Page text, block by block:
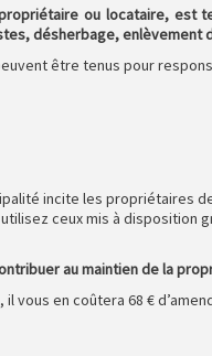
ou locataire,
désherbage,
être tenus pour
incite les propriétaires
ceux mis à
au maintien de la
vous en coûtera 68 €